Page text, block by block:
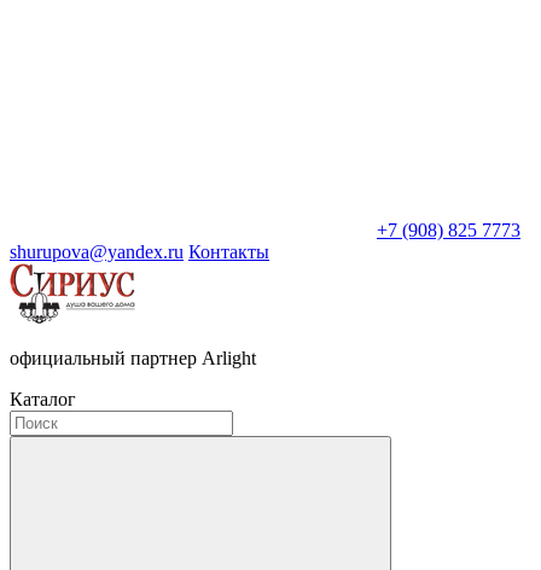
+7 (908) 825 7773
shurupova@yandex.ru Контакты
официальный партнер Arlight
Каталог